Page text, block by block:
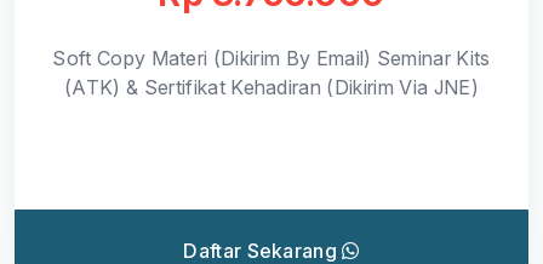
Soft Copy Materi (Dikirim By Email) Seminar Kits
(ATK) & Sertifikat Kehadiran (Dikirim Via JNE)
Daftar Sekarang